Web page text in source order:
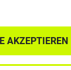
AKZEPTIEREN